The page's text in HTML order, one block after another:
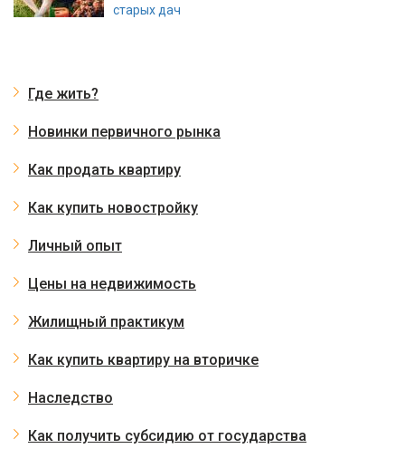
старых дач
Где жить?
Новинки первичного рынка
Как продать квартиру
Как купить новостройку
Личный опыт
Цены на недвижимость
Жилищный практикум
Как купить квартиру на вторичке
Наследство
Как получить субсидию от государства